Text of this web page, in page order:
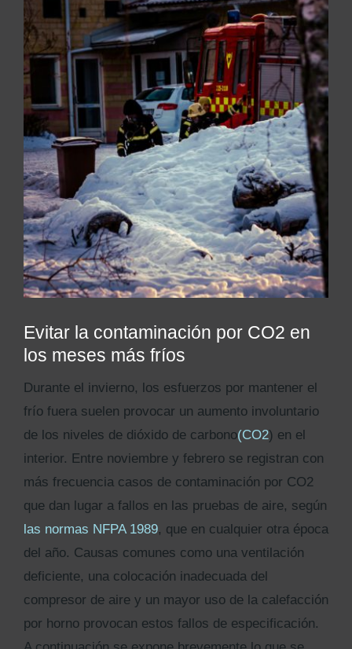
Kits AirCheck✓
Account
Evitar la contaminación por CO2 en
los meses más fríos
Durante el invierno, los esfuerzos por mantener el
frío fuera suelen provocar un aumento involuntario
de los niveles de dióxido de carbono(CO2) en el
interior. Entre noviembre y febrero se registran con
más frecuencia casos de contaminación por CO2
que dan lugar a fallos en las pruebas de aire, según
las normas NFPA 1989, que en cualquier otra época
del año. Causas comunes como una ventilación
deficiente, una colocación inadecuada del
compresor de aire y un mayor uso de la calefacción
por horno provocan estos fallos de especificación.